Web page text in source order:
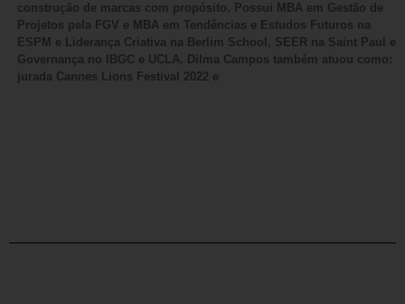
construção de marcas com propósito. Possui MBA em Gestão de
Projetos pela FGV e MBA em Tendências e Estudos Futuros na
ESPM e Liderança Criativa na Berlim School, SEER na Saint Paul e
Governança no IBGC e UCLA. Dilma Campos também atuou como:
jurada Cannes Lions Festival 2022 e